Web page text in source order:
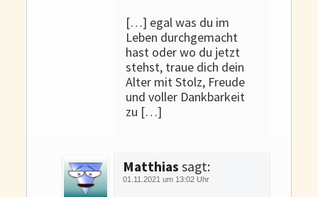
[…] egal was du im
Leben durchgemacht
hast oder wo du jetzt
stehst, traue dich dein
Alter mit Stolz, Freude
und voller Dankbarkeit
zu […]
Matthias sagt:
01.11.2021 um 13:02 Uhr